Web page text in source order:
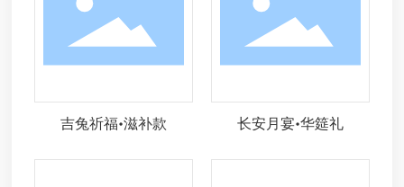
吉兔祈福•滋补款 长安月宴•华筵礼